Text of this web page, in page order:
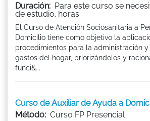
Duración: Para este curso se
de estudio. horas
El Curso de Atención Sociosanitaria a
Domicilio tiene como objetivo la
procedimientos para la administración
gastos del hogar, priorizándolos y
funci&...
Curso de Auxiliar de Ayuda a
Método: Curso FP Presencial